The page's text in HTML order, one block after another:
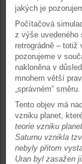
jakých je
Počítačová
z výše uvedeného
retrográdně – totiž
pozorujeme v
nakloněna v
mnohem větší
„správném“ směru.
Tento objev má
vzniku planet,
teorie vzniku
Saturnu vznikla
nebyly přitom
Uran byl zasažen